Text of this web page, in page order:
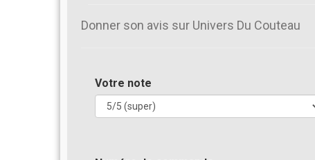
Donner son avis sur Univers Du Couteau
Votre note